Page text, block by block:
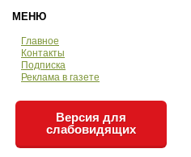
МЕНЮ
Главное
Контакты
Подписка
Реклама в газете
Версия для
слабовидящих